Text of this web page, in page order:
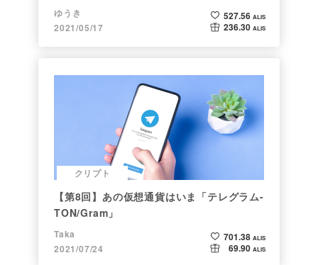
ゆうき
2021/05/17
527.56 ALIS
236.30 ALIS
クリプト
【第8回】あの仮想通貨はいま「テレグラム-
TON/Gram」
Taka
2021/07/24
701.38 ALIS
69.90 ALIS